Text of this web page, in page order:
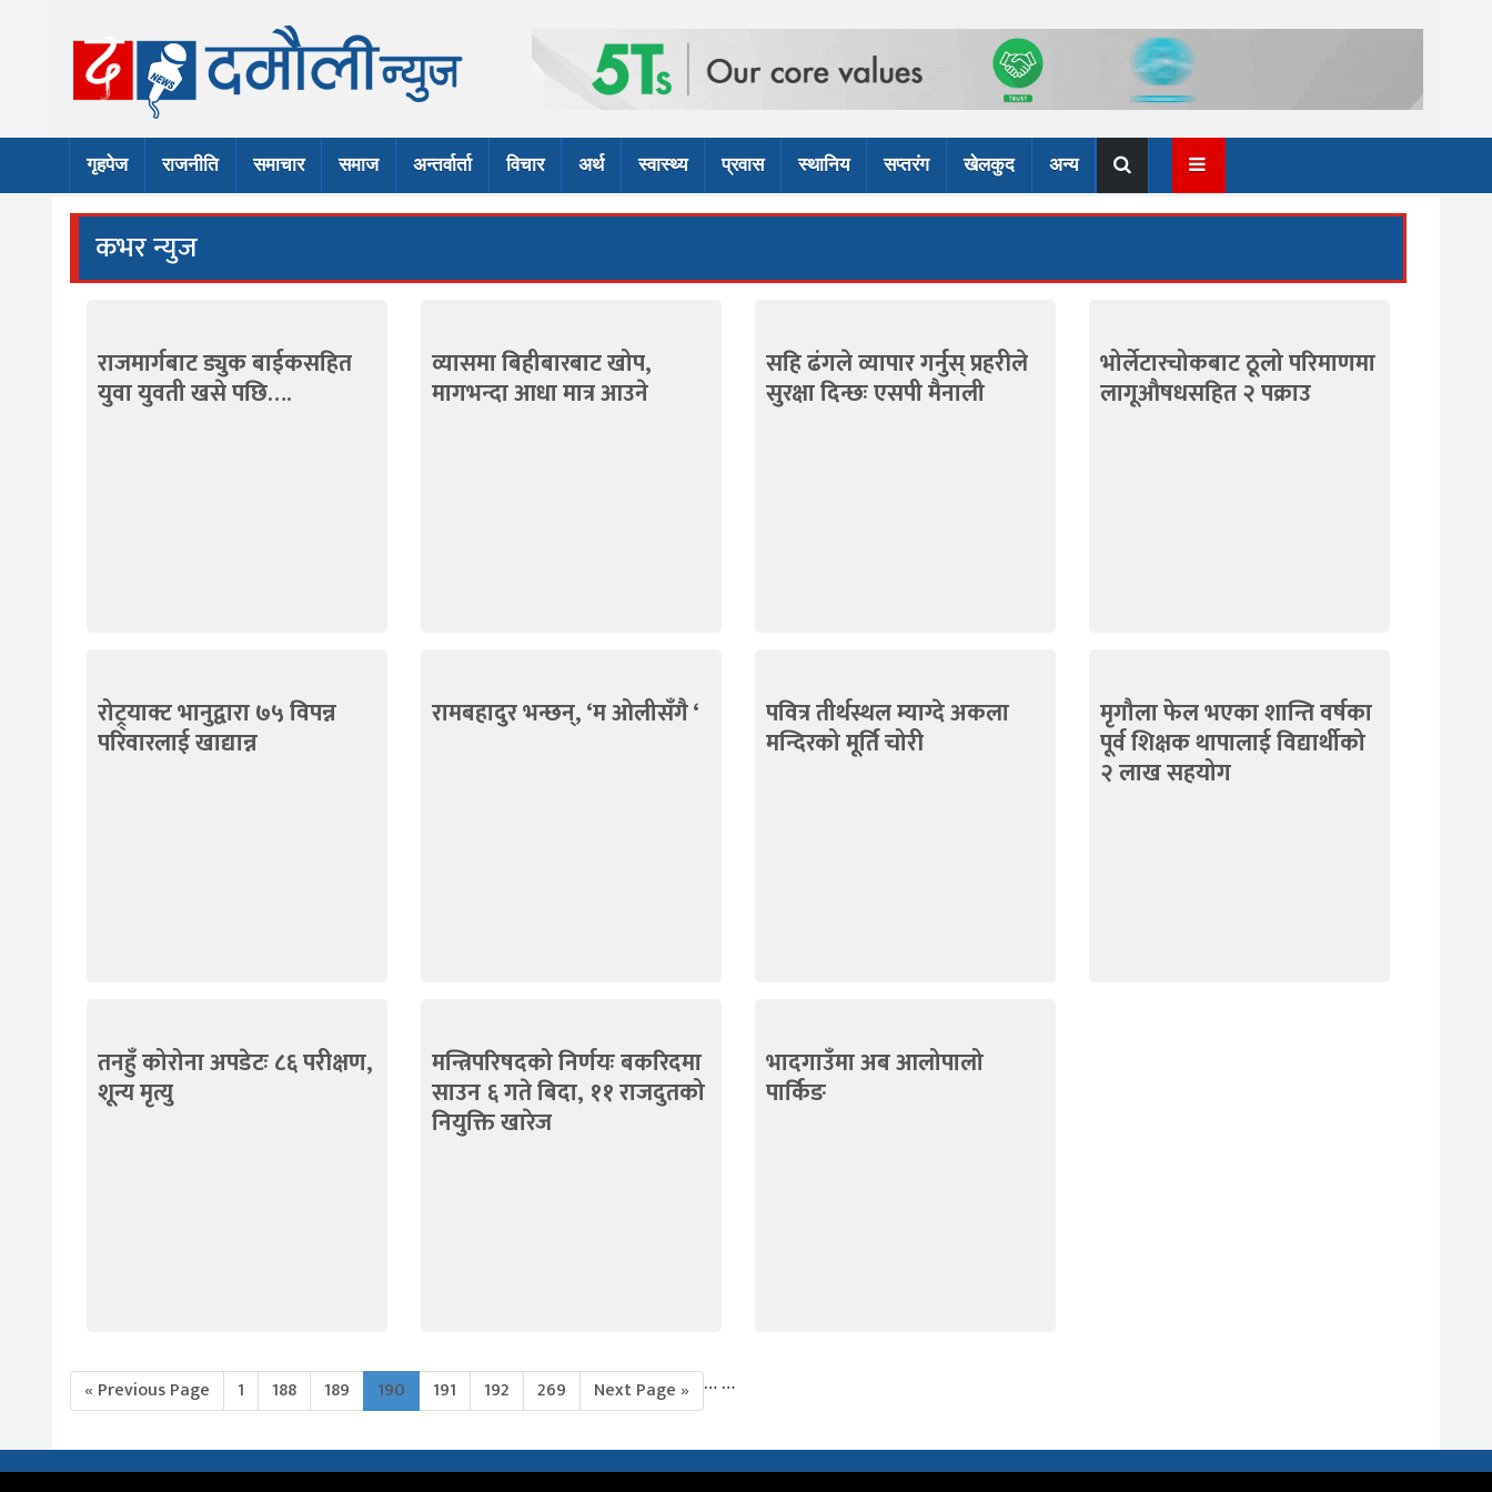
गृहपेज राजनीति समाचार समाज अन्तर्वार्ता विचार अर्थ स्वास्थ्य प्रवास स्थानिय सप्तरंग खेलकुद अन्य
कभर न्युज
राजमार्गबाट ड्युक बाईकसहित
युवा युवती खसे पछि….
व्यासमा बिहीबारबाट खोप,
मागभन्दा आधा मात्र आउने
सहि ढंगले व्यापार गर्नुस् प्रहरीले
सुरक्षा दिन्छः एसपी मैनाली
भोर्लेटारचोकबाट ठूलो परिमाणमा
लागूऔषधसहित २ पक्राउ
रोट्र्याक्ट भानुद्वारा ७५ विपन्न
परिवारलाई खाद्यान्न
रामबहादुर भन्छन्, ‘म ओलीसँगै ‘ पवित्र तीर्थस्थल म्याग्दे अकला
मन्दिरको मूर्ति चोरी
मृगौला फेल भएका शान्ति वर्षका
पूर्व शिक्षक थापालाई विद्यार्थीको
२ लाख सहयोग
तनहुँ कोरोना अपडेटः ८६ परीक्षण,
शून्य मृत्यु
मन्त्रिपरिषदको निर्णयः बकरिदमा
साउन ६ गते बिदा, ११ राजदुतको
नियुक्ति खारेज
भादगाउँमा अब आलोपालो
पार्किङ
« Previous Page 1 …
188 189 190 191 192 …
269 Next Page »